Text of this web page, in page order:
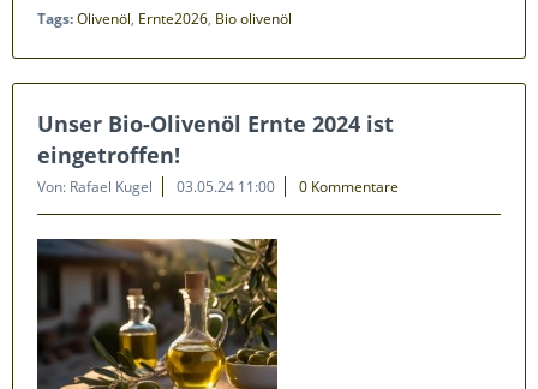
Tags:Olivenöl, Ernte2026, Bio olivenöl
Unser Bio-Olivenöl Ernte 2024 ist
eingetroffen!
Von: Rafael Kugel 03.05.24 11:00 0 Kommentare